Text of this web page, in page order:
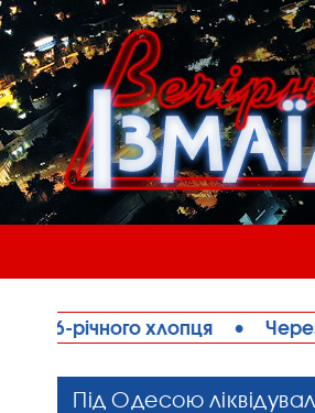
хлопця • Через аномальну
Під Одесою